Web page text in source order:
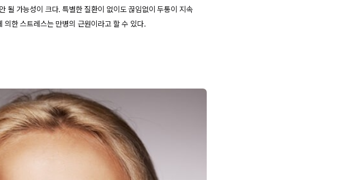
될 가능성이 크다. 특별한 질환이 없이도 끊임없이 두통이 지속
한 스트레스는 만병의 근원이라고 할 수 있다.